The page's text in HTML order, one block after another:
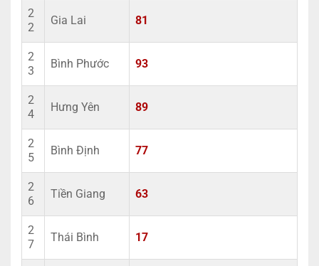
2
2
Gia Lai 81
2
3
Bình Phước 93
2
4
Hưng Yên 89
2
5
Bình Định 77
2
6
Tiền Giang 63
2
7
Thái Bình 17